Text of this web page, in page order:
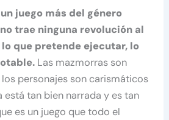
juego más del género
trae ninguna revolución al
que pretende ejecutar, lo
Las mazmorras son
personajes son carismáticos
está tan bien narrada y es tan
es un juego que todo el